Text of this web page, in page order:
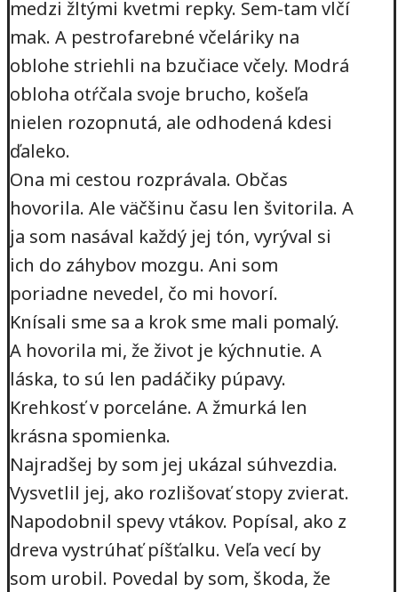
medzi žltými kvetmi repky. Sem-tam vlčí
mak. A pestrofarebné včeláriky na
oblohe striehli na bzučiace včely. Modrá
obloha otŕčala svoje brucho, košeľa
nielen rozopnutá, ale odhodená kdesi
ďaleko.
Ona mi cestou rozprávala. Občas
hovorila. Ale väčšinu času len švitorila. A
ja som nasával každý jej tón, vyrýval si
ich do záhybov mozgu. Ani som
poriadne nevedel, čo mi hovorí.
Knísali sme sa a krok sme mali pomalý.
A hovorila mi, že život je kýchnutie. A
láska, to sú len padáčiky púpavy.
Krehkosť v porceláne. A žmurká len
krásna spomienka.
Najradšej by som jej ukázal súhvezdia.
Vysvetlil jej, ako rozlišovať stopy zvierat.
Napodobnil spevy vtákov. Popísal, ako z
dreva vystrúhať píšťalku. Veľa vecí by
som urobil. Povedal by som, škoda, že